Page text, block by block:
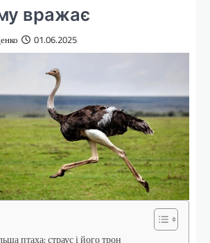
вражає
01.06.2025
птаха: страус і його трон